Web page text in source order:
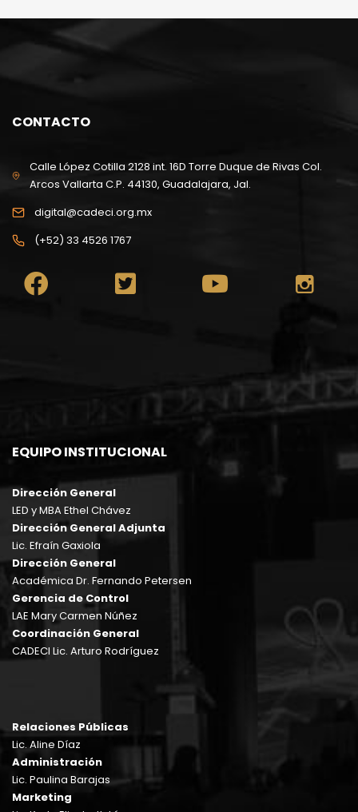
CONTACTO
Calle López Cotilla 2128 int. 16D Torre Duque de Rivas Col.
Arcos Vallarta C.P. 44130, Guadalajara, Jal.
digital@cadeci.org.mx
(+52) 33 4526 1767
EQUIPO INSTITUCIONAL
Dirección General
LED y MBA Ethel Chávez
Dirección General Adjunta
Lic. Efraín Gaxiola
Dirección General
Académica Dr. Fernando Petersen
Gerencia de Control
LAE Mary Carmen Núñez
Coordinación General
CADECI Lic. Arturo Rodríguez
Relaciones Públicas
Lic. Aline Díaz
Administración
Lic. Paulina Barajas
Marketing